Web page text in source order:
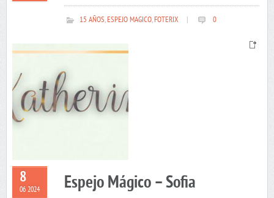
15 AÑOS,ESPEJO MAGICO,FOTERIX 0
8
06 2024 Espejo Mágico – Sofia